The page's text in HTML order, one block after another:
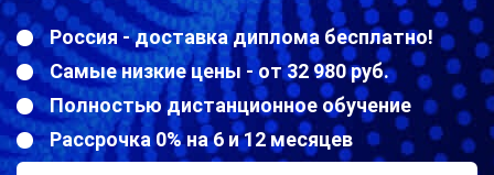
Россия - доставка диплома бесплатно!
Самые низкие цены - от 32 980 руб.
Полностью дистанционное обучение
Рассрочка 0% на 6 и 12 месяцев